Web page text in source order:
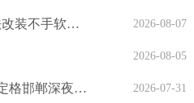
零点行动进行时：查非法改装不手软，送安全知识不停歇 2026-08-07
2026-08-05
“零点”策划 | 一组镜头，定格邯郸深夜的藏蓝身影 2026-07-31